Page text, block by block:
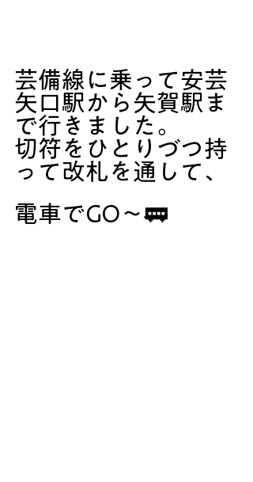
芸備線に乗って安芸
矢口駅から矢賀駅ま
で行きました。
切符をひとりづつ持
って改札を通して、
電車でGO～🚃